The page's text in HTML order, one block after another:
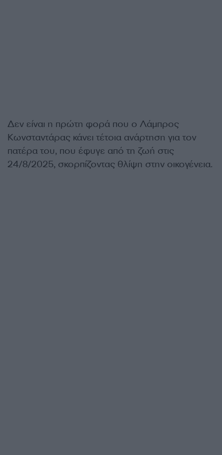
Δεν είναι η πρώτη φορά που ο Λάμπρος
Κωνσταντάρας κάνει τέτοια ανάρτηση για τον
πατέρα του, που έφυγε από τη ζωή στις
24/8/2025, σκορπίζοντας θλίψη στην οικογένεια.